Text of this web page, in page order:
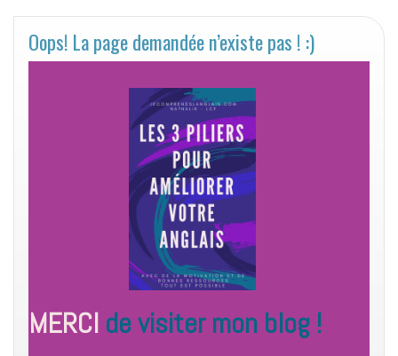
Oops! La page demandée n’existe pas ! :)
MERCI ​​de visiter mon blog !